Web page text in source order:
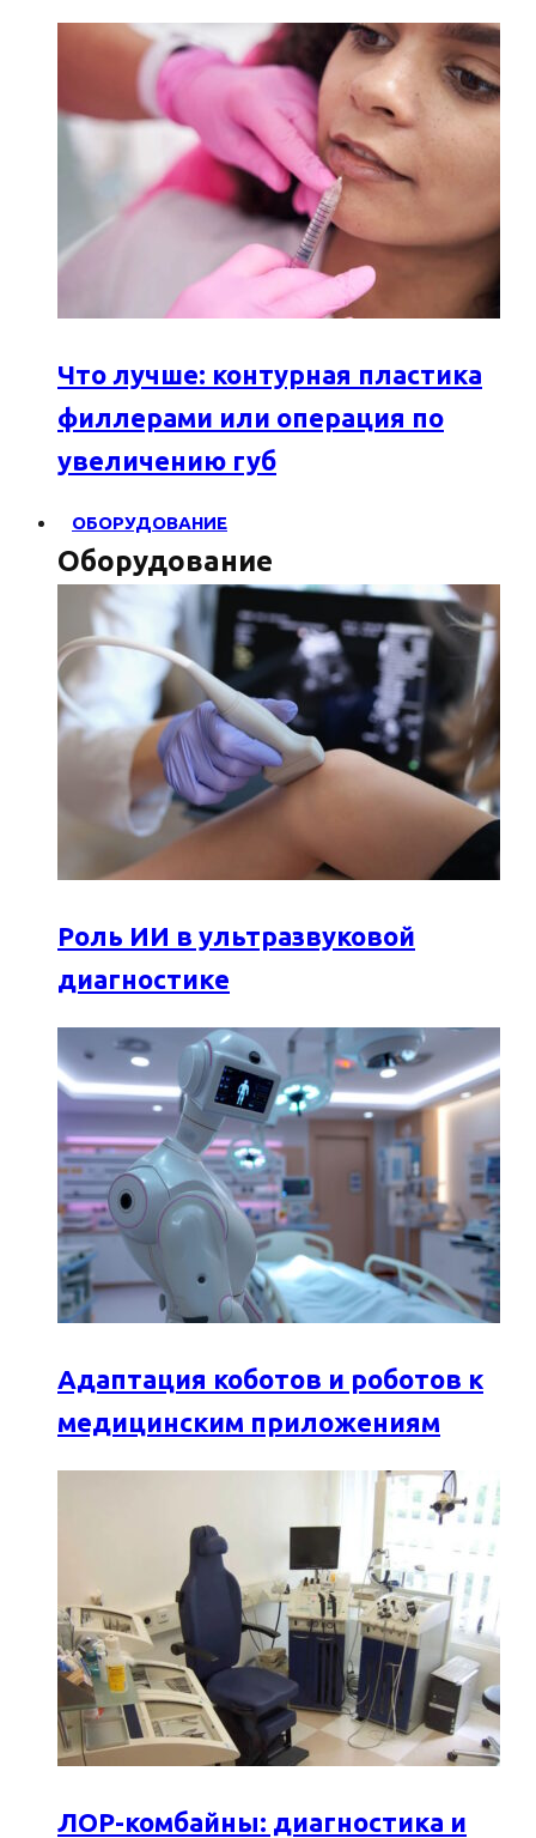
Что лучше: контурная пластика
филлерами или операция по
увеличению губ
ОБОРУДОВАНИЕ
Оборудование
Роль ИИ в ультразвуковой
диагностике
Адаптация коботов и роботов к
медицинским приложениям
ЛОР-комбайны: диагностика и